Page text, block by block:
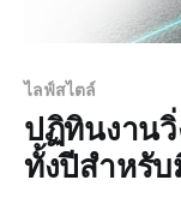
ไลฟ์สไตล์
ปฏิทินงาน
ทั้งปีสำหรั